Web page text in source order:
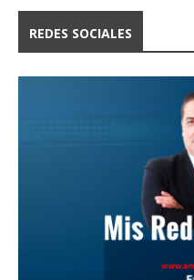
REDES SOCIALES